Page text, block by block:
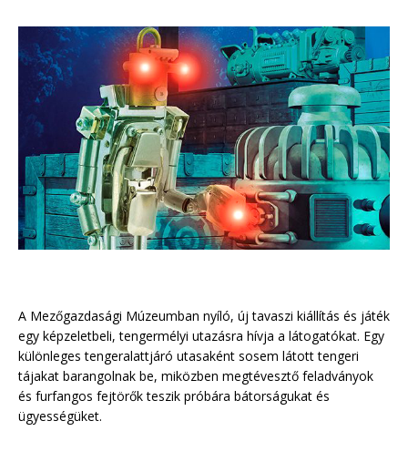
A Mezőgazdasági Múzeumban nyíló, új tavaszi kiállítás és játék
egy képzeletbeli, tengermélyi utazásra hívja a látogatókat. Egy
különleges tengeralattjáró utasaként sosem látott tengeri
tájakat barangolnak be, miközben megtévesztő feladványok
és furfangos fejtörők teszik próbára bátorságukat és
ügyességüket.